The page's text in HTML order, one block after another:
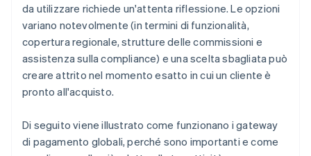
da utilizzare richiede un'attenta riflessione. Le opzioni
variano notevolmente (in termini di funzionalità,
copertura regionale, strutture delle commissioni e
assistenza sulla compliance) e una scelta sbagliata può
creare attrito nel momento esatto in cui un cliente è
pronto all'acquisto.
Di seguito viene illustrato come funzionano i gateway
di pagamento globali, perché sono importanti e come